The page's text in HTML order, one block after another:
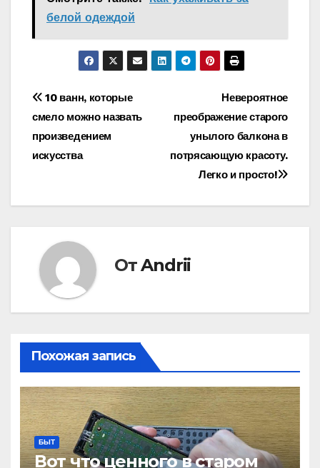
белой одеждой
Навигация
по
записям
Невероятное
преображение старого
унылого балкона в
потрясающую красоту.
Легко и просто!
10 ванн, которые
смело можно назвать
произведением
искусства
ОтAndrii
Похожая запись
БЫТ
Вот что ценного в старом